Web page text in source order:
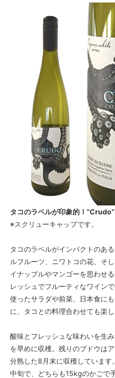
タコのラベルが印象的！
※スクリューキャップです。
タコのラベルがインパクトのあ
ルフルーツ、ニワトコの花、そ
イナップルやマンゴーを思わせ
レッシュでフルーティなワイン
使ったサラダや前菜、日本食に
に、タコとの料理合わせても楽し
酸味とフレッシュな味わいを生
を早めに収穫。残りのブドウは
分熟した8月末に収穫しています
中旬で、どちらも15kgのかごで